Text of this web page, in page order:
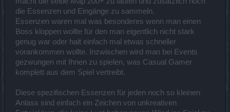
die Essenzen und Eingänge zu sammeln.
Essenzen waren mal was besonderes wenn man einen
Boss kloppen wollte für den man eigentlich nicht stark
genug war oder halt einfach mal etwas schneller
vorankommen wollte. Inzwischen wird man bei Events
gezwungen mit Ihnen zu spielen, was Casual Gamer
komplett aus dem Spiel vertreibt.
Diese spezifischen Essenzen für jeden noch so kleinen
Anlass sind einfach ein Zeichen von unkreativen